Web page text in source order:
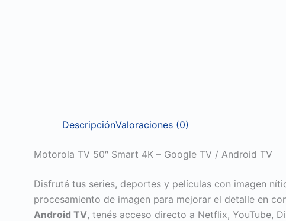
DescripciónValoraciones (0)
Motorola TV 50″ Smart 4K – Google TV / Android TV
Disfrutá tus series, deportes y películas con imagen
procesamiento de imagen para mejorar el detalle en
Android TV, tenés acceso directo a Netflix, YouTube,